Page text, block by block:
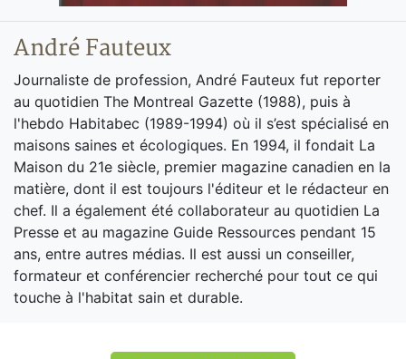
André Fauteux
Journaliste de profession, André Fauteux fut reporter
au quotidien The Montreal Gazette (1988), puis à
l'hebdo Habitabec (1989-1994) où il s’est spécialisé en
maisons saines et écologiques. En 1994, il fondait La
Maison du 21e siècle, premier magazine canadien en la
matière, dont il est toujours l'éditeur et le rédacteur en
chef. Il a également été collaborateur au quotidien La
Presse et au magazine Guide Ressources pendant 15
ans, entre autres médias. Il est aussi un conseiller,
formateur et conférencier recherché pour tout ce qui
touche à l'habitat sain et durable.